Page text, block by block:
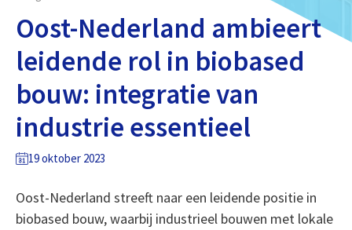
Oost-Nederland ambieert
leidende rol in biobased
bouw: integratie van
industrie essentieel
19 oktober 2023
Oost-Nederland streeft naar een leidende positie in
biobased bouw, waarbij industrieel bouwen met lokale